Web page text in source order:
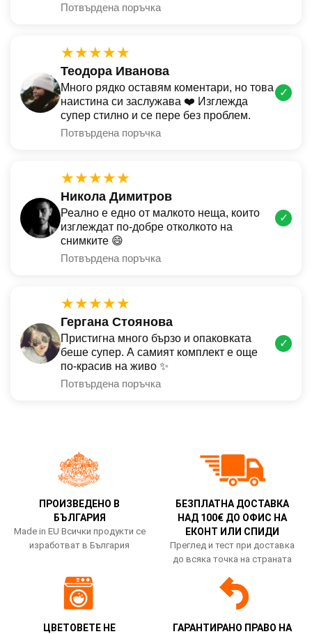
Потвърдена поръчка
★★★★★
Теодора Иванова
Много рядко оставям коментари, но това
наистина си заслужава ❤️ Изглежда
супер стилно и се пере без проблем.
Потвърдена поръчка
✓
★★★★★
Никола Димитров
Реално е едно от малкото неща, които
изглеждат по-добре отколкото на
снимките 😄
Потвърдена поръчка
✓
★★★★★
Гергана Стоянова
Пристигна много бързо и опаковката
беше супер. А самият комплект е още
по-красив на живо ✨
Потвърдена поръчка
✓
ПРОИЗВЕДЕНО В
БЪЛГАРИЯ
Made in EU Всички продукти се
изработват в България
БЕЗПЛАТНА ДОСТАВКА
НАД 100€ ДО ОФИС НА
ЕКОНТ ИЛИ СПИДИ
Преглед и тест при доставка
до всяка точка на страната
ЦВЕТОВЕТЕ НЕ
ГАРАНТИРАНО ПРАВО НА